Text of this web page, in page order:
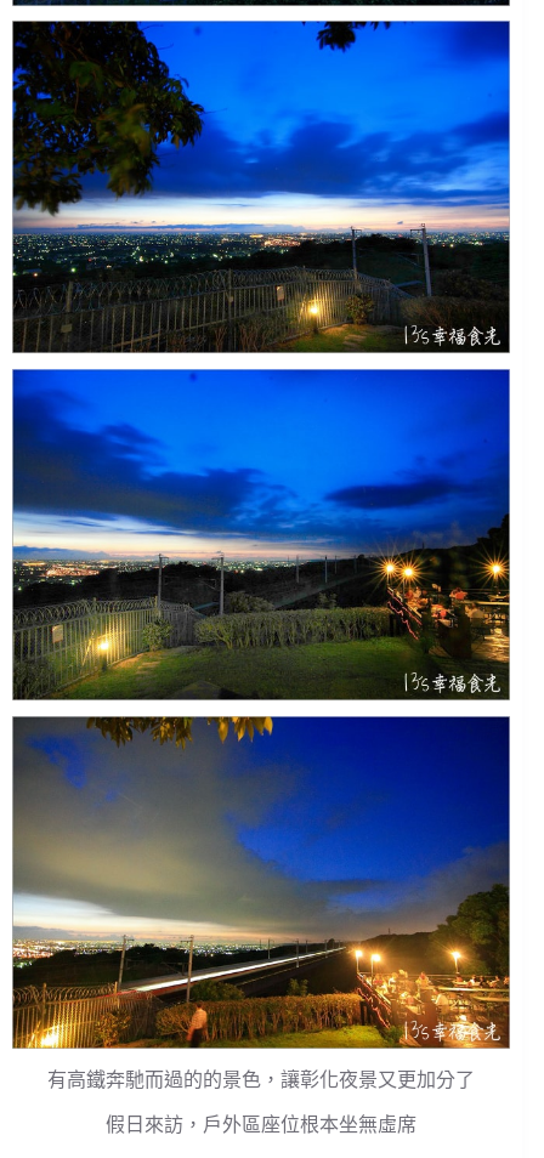
有高鐵奔馳而過的的景色，讓彰化夜景又更加分了
假日來訪，戶外區座位根本坐無虛席